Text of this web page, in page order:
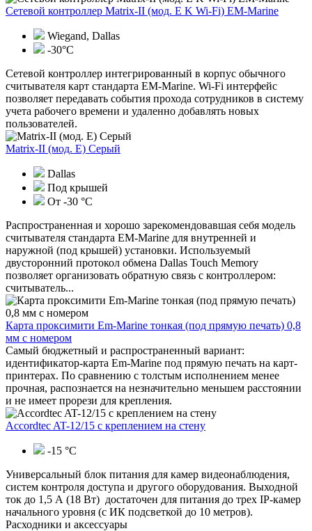
Сетевой контроллер Matrix-II (мод. E K Wi-Fi) EM-Marine
Wiegand, Dallas
-30°С
Сетевой контроллер интегрированный в корпус обычного
считывателя карт стандарта EM-Marine. Wi-Fi интерфейс
позволяет передавать события прохода сотрудников в систему
учета рабочего времени и удаленно добавлять новых
пользователей.
Matrix-II (мод. Е) Серый
Dallas
Под крышей
От -30 °С
Распространенная и хорошо зарекомендовавшая себя модель
считывателя стандарта EM-Marine для внутренней и
наружной (под крышей) установки. Используемый
двусторонний протокол обмена Dallas Touch Memory
позволяет организовать обратную связь с контроллером:
считыватель...
Карта проксимити Em-Marine тонкая (под прямую печать) 0,8
мм с номером
Самый бюджетный и распространенный вариант:
идентификатор-карта Em-Marine под прямую печать на карт-
принтерах. По сравнению с толстым исполнением менее
прочная, распознается на незначительно меньшем расстоянии
и не имеет прорези для крепления.
Accordtec AT-12/15 с креплением на стену
-15 °С
Универсальный блок питания для камер видеонаблюдения,
систем контроля доступа и другого оборудования. Выходной
ток до 1,5 А (18 Вт) достаточен для питания до трех IP-камер
начального уровня (с ИК подсветкой до 10 метров).
Расходники и аксессуары